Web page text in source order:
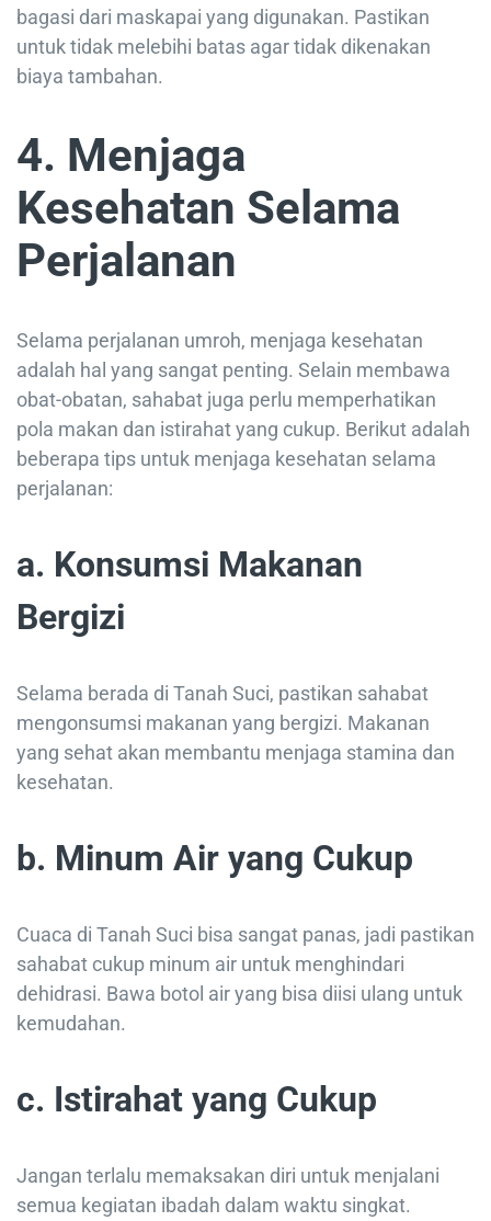
bagasi dari maskapai yang digunakan. Pastikan
untuk tidak melebihi batas agar tidak dikenakan
biaya tambahan.
4. Menjaga
Kesehatan Selama
Perjalanan
Selama perjalanan umroh, menjaga kesehatan
adalah hal yang sangat penting. Selain membawa
obat-obatan, sahabat juga perlu memperhatikan
pola makan dan istirahat yang cukup. Berikut adalah
beberapa tips untuk menjaga kesehatan selama
perjalanan:
a. Konsumsi Makanan
Bergizi
Selama berada di Tanah Suci, pastikan sahabat
mengonsumsi makanan yang bergizi. Makanan
yang sehat akan membantu menjaga stamina dan
kesehatan.
b. Minum Air yang Cukup
Cuaca di Tanah Suci bisa sangat panas, jadi pastikan
sahabat cukup minum air untuk menghindari
dehidrasi. Bawa botol air yang bisa diisi ulang untuk
kemudahan.
c. Istirahat yang Cukup
Jangan terlalu memaksakan diri untuk menjalani
semua kegiatan ibadah dalam waktu singkat.